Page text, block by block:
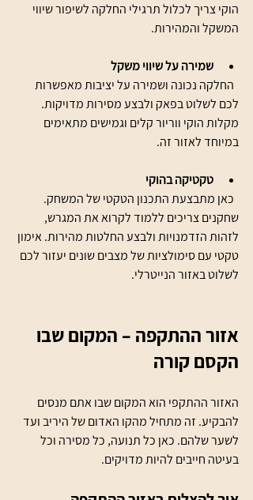
הוקי צריך לכלול תרגילי החלקה לשיפור שיווי
המשקל והמהירות.
שמירה על שיווי משקל
  החלקה נכונה ושמירה על יציבות מאפשרות
לכם לשלוט בפאק ולבצע מסירות מדויקות.
מקלות הוקי ווריור קלים וגמישים מתאימים
במיוחד לאזור זה.
טקטיקה בהוקי
  כאן מתבצעת התכנון הטקטי של המשחק.
שחקנים צריכים ללמוד לקרוא את המגרש,
לזהות הזדמנויות ולבצע החלטות מהירות. אימון
טקטי עם סימולציות של מצבים שונים יעזור לכם
לשלוט באזור הנייטרלי.
אזור ההתקפה – המקום שבו
הקסם קורה
האזור ההתקפי הוא המקום שבו אתם מנסים
להבקיע. זה מתחיל מהקו האדום של היריב ועד
לשער שלהם. כאן כל תנועה, כל מסירה וכל
בעיטה חייבים להיות מדויקים.